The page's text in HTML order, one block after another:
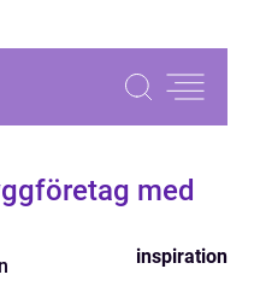
med
inspiration